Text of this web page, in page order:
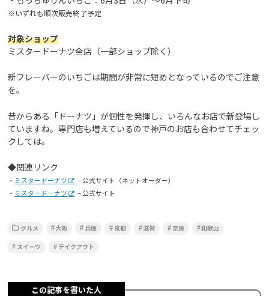
※いずれも順次販売終了予定
対象ショップ
ミスタードーナツ全店（一部ショップ除く）
新フレーバーのいちごは期間が非常に短めとなっているのでご注意
を。
昔からある「ドーナツ」が個性を発揮し、いろんなお店で新登場し
ていますね。専門店も増えているので神戸のお店も合わせてチェッ
クしては。
◆関連リンク
・ ミスタードーナツ
– 公式サイト（ネットオーダー）
・ ミスタードーナツ – 公式サイト
グルメ 大阪 兵庫 京都 滋賀 奈良 和歌山
スイーツ テイクアウト
この記事を書いた人